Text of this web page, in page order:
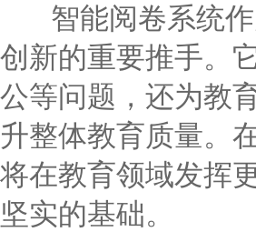
智能阅卷系统作
创新的重要推手。
公等问题，还为教
升整体教育质量。
将在教育领域发挥
坚实的基础。